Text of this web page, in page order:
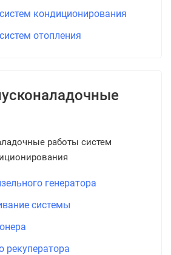
кондиционирования
отопления
работы систем
генератора
системы
рекуператора